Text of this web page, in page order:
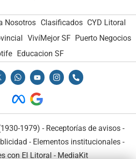
Nosotros Clasificados CYD Litoral
VivíMejor SF Puerto Negocios
Educacion SF
1979) - Receptorías de avisos -
- Elementos institucionales-
con El Litoral - MediaKit